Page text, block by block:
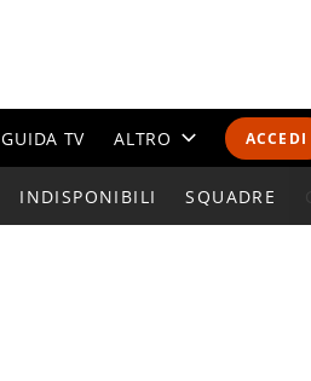
ACCEDI
GUIDA TV ALTRO
CALENDARI E
INDISPONIBILI SQUADRE